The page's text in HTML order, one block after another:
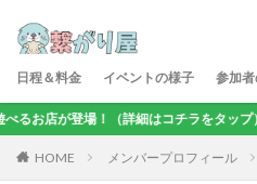
日程＆料金 イベントの様子 参加
店が登場！（詳細はコチラをタップ）
HOME メンバープロフィール